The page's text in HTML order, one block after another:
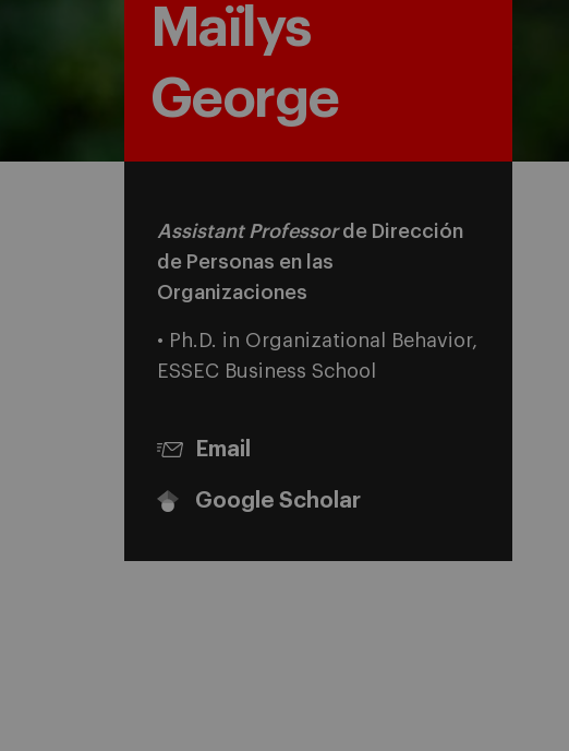
Maïlys
George
Assistant Professorde Dirección
de Personas en las
Organizaciones
• Ph.D. in Organizational Behavior,
ESSEC Business School
Email
Google Scholar